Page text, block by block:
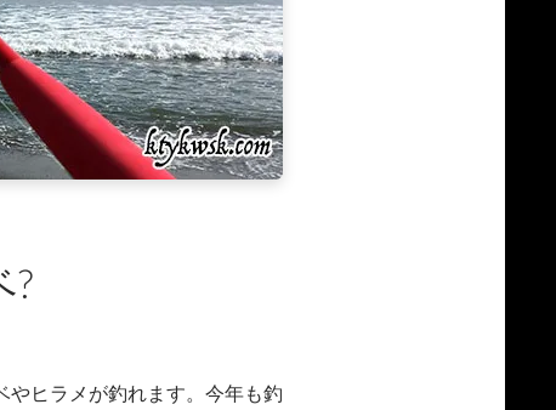
?
やヒラメが釣れます。今年も釣